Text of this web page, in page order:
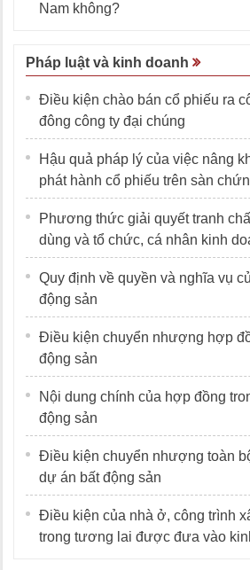
Nam không?
Pháp luật và kinh doanh
Điều kiện chào bán cổ phiếu ra
đông công ty đại chúng
Hậu quả pháp lý của việc nâng
phát hành cổ phiếu trên sàn
Phương thức giải quyết tranh
dùng và tổ chức, cá nhân kinh
Quy định về quyền và nghĩa vụ
động sản
Điều kiện chuyển nhượng hợp
động sản
Nội dung chính của hợp đồng
động sản
Điều kiện chuyển nhượng toàn
dự án bất động sản
Điều kiện của nhà ở, công trình
trong tương lai được đưa vào